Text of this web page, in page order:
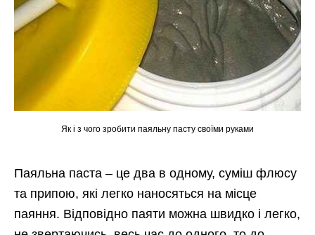
Як і з чого зробити паяльну пасту своїми руками
Паяльна паста – це два в одному, суміш флюсу
та припою, які легко наносяться на місце
паяння. Відповідно паяти можна швидко і легко,